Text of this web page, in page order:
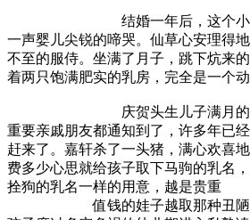
结婚一年后，这个小厢房
一声婴儿尖锐的啼哭。仙草心安理得
不至的服侍。坐满了月子，跳下炕来
着两只饱满肥实的乳房，完全是一个动
庆贺头生儿子满月的仪式
重要亲戚朋友都通知到了，许多年已
赶来了。嘉轩杀了一头猪，满心欢喜
费多少心思就给孩子取下马驹的乳名
拴狗的乳名一样的用意，越是贵重
值钱的娃子越取那种丑陋的